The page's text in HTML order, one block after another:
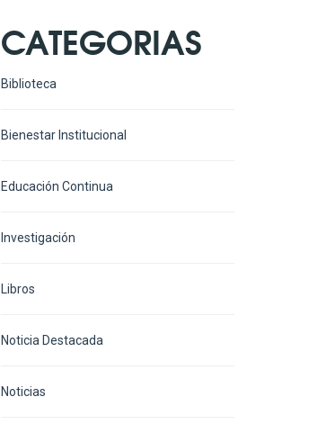
CATEGORIAS
Biblioteca
Bienestar Institucional
Educación Continua
Investigación
Libros
Noticia Destacada
Noticias